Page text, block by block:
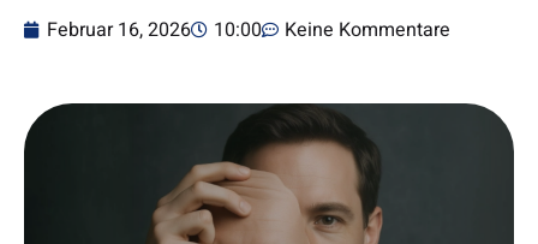
Februar 16, 2026 10:00 Keine Kommentare